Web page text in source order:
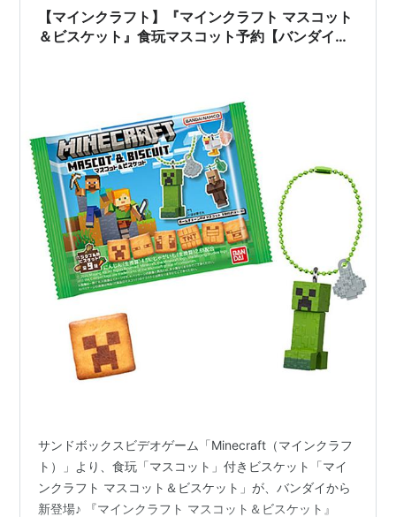
説明があります。 ヘルメット 暗視（水中のみ＆無限）
チェストプレート 水中呼吸（…
【マインクラフト】『マインクラフト マスコット
＆ビスケット』食玩マスコット予約【バンダイ】
サンドボックスビデオゲーム「Minecraft（マインクラフ
ト）」より、食玩「マスコット」付きビスケット「マイ
ンクラフト マスコット＆ビスケット」が、バンダイから
新登場♪ 『マインクラフト マスコット＆ビスケット』